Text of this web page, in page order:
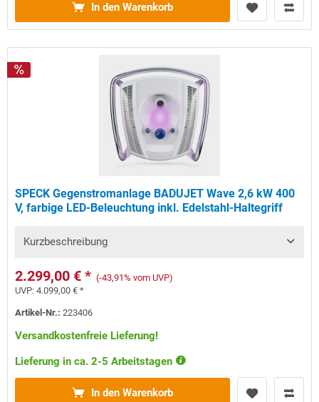
In den Warenkorb
SPECK Gegenstromanlage BADUJET Wave 2,6 kW 400
V, farbige LED-Beleuchtung inkl. Edelstahl-Haltegriff
Kurzbeschreibung
2.299,00 € * (-43,91% vom UVP)
UVP:4.099,00 € *
Artikel-Nr.:223406
Versandkostenfreie Lieferung!
Lieferung in ca. 2-5 Arbeitstagen
In den Warenkorb